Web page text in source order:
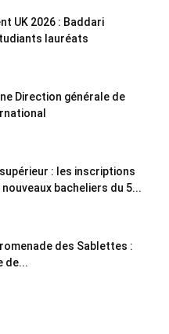
UK 2026 : Baddari
lauréats
Direction générale de
: les inscriptions
bacheliers du 5...
des Sablettes :
de...